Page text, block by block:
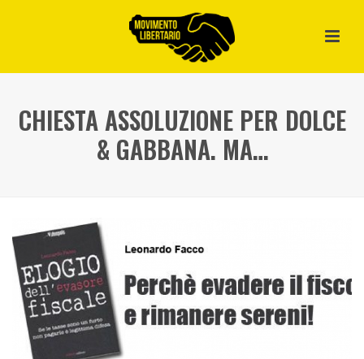
CHIESTA ASSOLUZIONE PER DOLCE
& GABBANA. MA…